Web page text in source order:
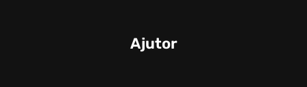
Ajutor